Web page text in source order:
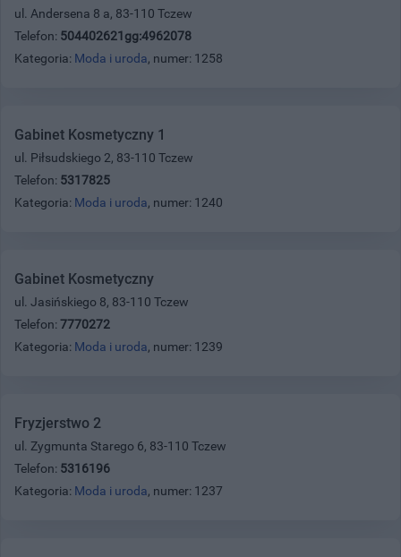
ul. Andersena 8 a, 83-110 Tczew
Telefon: 504402621gg:4962078
Kategoria: Moda i uroda, numer: 1258
Gabinet Kosmetyczny 1
ul. Piłsudskiego 2, 83-110 Tczew
Telefon: 5317825
Kategoria: Moda i uroda, numer: 1240
Gabinet Kosmetyczny
ul. Jasińskiego 8, 83-110 Tczew
Telefon: 7770272
Kategoria: Moda i uroda, numer: 1239
Fryzjerstwo 2
ul. Zygmunta Starego 6, 83-110 Tczew
Telefon: 5316196
Kategoria: Moda i uroda, numer: 1237